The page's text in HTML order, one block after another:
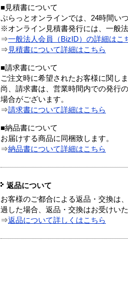
■見積書について
ぷらっとオンラインでは、24時間い
※オンライン見積書発行には、一般
⇒一般法人会員（BizID）の詳細はこ
⇒ 見積書について詳細はこちら
■請求書について
ご注文時に希望されたお客様に関し
尚、請求書は、営業時間内での発行
場合がございます。
⇒請求書について詳細はこちら
■納品書について
お届けする商品に同梱致します。
⇒納品書について詳細はこちら
返品について
お客様のご都合による返品・交換は
過した場合、返品・交換はお受けいた
⇒返品について詳しくはこちら